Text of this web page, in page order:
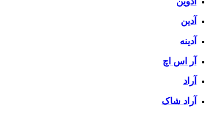
آدین
آدینه
آر اس اچ
آراد
آراد شاک